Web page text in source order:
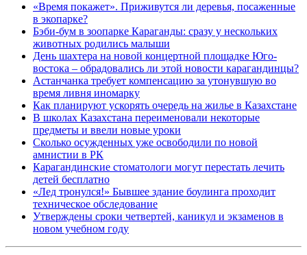
«Время покажет». Приживутся ли деревья, посаженные
в экопарке?
Бэби-бум в зоопарке Караганды: сразу у нескольких
животных родились малыши
День шахтера на новой концертной площадке Юго-
востока – обрадовались ли этой новости карагандинцы?
Астанчанка требует компенсацию за утонувшую во
время ливня иномарку
Как планируют ускорять очередь на жилье в Казахстане
В школах Казахстана переименовали некоторые
предметы и ввели новые уроки
Сколько осужденных уже освободили по новой
амнистии в РК
Карагандинские стоматологи могут перестать лечить
детей бесплатно
«Лед тронулся!» Бывшее здание боулинга проходит
техническое обследование
Утверждены сроки четвертей, каникул и экзаменов в
новом учебном году